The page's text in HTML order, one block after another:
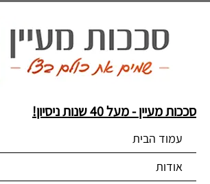
סככות מעיין - מעל 40 שנות ניסיון!
עמוד הבית
אודות